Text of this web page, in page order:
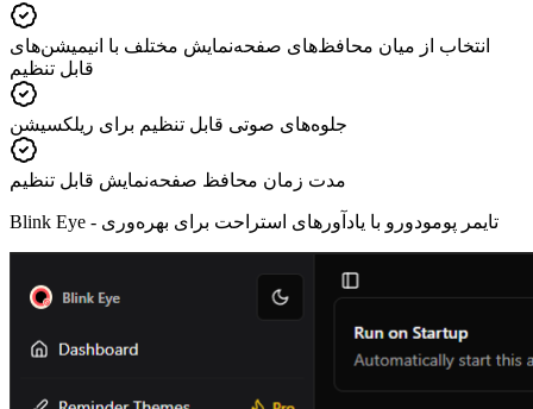
انتخاب از میان محافظ‌های صفحه‌نمایش مختلف با انیمیشن‌های
قابل تنظیم
جلوه‌های صوتی قابل تنظیم برای ریلکسیشن
مدت زمان محافظ صفحه‌نمایش قابل تنظیم
Blink Eye - تایمر پومودورو با یادآورهای استراحت برای بهره‌وری